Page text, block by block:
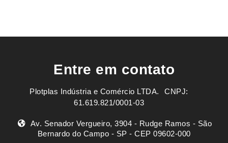
Entre em contato
Plotplas Indústria e Comércio LTDA. ㅤㅤㅤ CNPJ:
61.619.821/0001-03
Av. Senador Vergueiro, 3904 - Rudge Ramos - São
Bernardo do Campo - SP - CEP 09602-000